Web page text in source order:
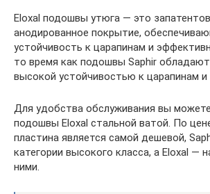
Eloxal подошвы утюга — это
анодированное покрытие,
устойчивость к царапинам и
то время как подошвы Saphir
высокой устойчивостью к царапинам
Для удобства обслуживания вы
подошвы Eloxal стальной ватой. По
пластина является самой дешевой,
категории высокого класса, а Eloxal —
ними.